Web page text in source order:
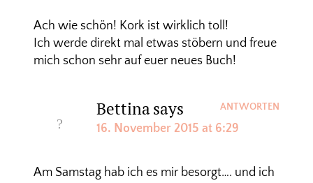
Ach wie schön! Kork ist wirklich toll!
Ich werde direkt mal etwas stöbern und freue
mich schon sehr auf euer neues Buch!
Bettinasays
16. November 2015 at 6:29
Am Samstag hab ich es mir besorgt…. und ich
ANTWORTEN